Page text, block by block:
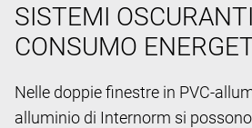
SISTEMI
CONSUMO
Nelle doppie finestre in PVC-
alluminio di Internorm si